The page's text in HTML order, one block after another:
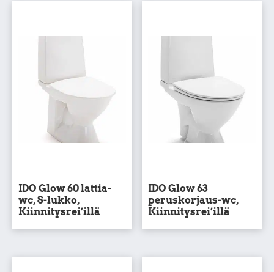
IDO Glow 60 lattia-
wc, S-lukko,
Kiinnitysrei’illä
IDO Glow 63
peruskorjaus-wc,
Kiinnitysrei’illä